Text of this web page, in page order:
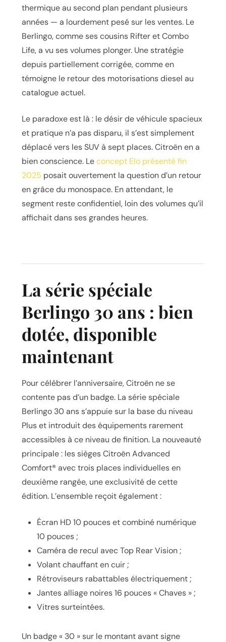
thermique au second plan pendant plusieurs
années — a lourdement pesé sur les ventes. Le
Berlingo, comme ses cousins Rifter et Combo
Life, a vu ses volumes plonger. Une stratégie
depuis partiellement corrigée, comme en
témoigne le retour des motorisations diesel au
catalogue actuel.
Le paradoxe est là : le désir de véhicule spacieux
et pratique n’a pas disparu, il s’est simplement
déplacé vers les SUV à sept places. Citroën en a
bien conscience. Leconcept Elo présenté fin
2025 posait ouvertement la question d’un retour
en grâce du monospace. En attendant, le
segment reste confidentiel, loin des volumes qu’il
affichait dans ses grandes heures.
La série spéciale
Berlingo 30 ans : bien
dotée, disponible
maintenant
Pour célébrer l’anniversaire, Citroën ne se
contente pas d’un badge. La série spéciale
Berlingo 30 ans s’appuie sur la base du niveau
Plus et introduit des équipements rarement
accessibles à ce niveau de finition. La nouveauté
principale : les sièges Citroën Advanced
Comfort® avec trois places individuelles en
deuxième rangée, une exclusivité de cette
édition. L’ensemble reçoit également :
Écran HD 10 pouces et combiné numérique
10 pouces ;
Caméra de recul avec Top Rear Vision ;
Volant chauffant en cuir ;
Rétroviseurs rabattables électriquement ;
Jantes alliage noires 16 pouces « Chaves » ;
Vitres surteintées.
Un badge « 30 » sur le montant avant signe